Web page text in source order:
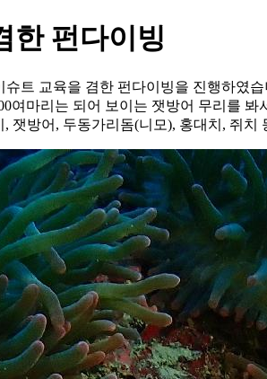
한 펀다이빙
트 교육을 겸한 펀다이빙을 진행하였
여마리는 되어 보이는 잿방어 무리를
잿방어, 두동가리돔(니모), 홍대치, 쥐치